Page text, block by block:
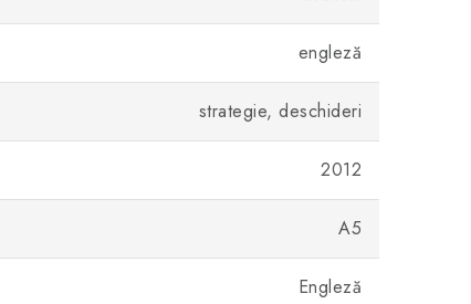
engleză
strategie, deschideri
2012
A5
Engleză